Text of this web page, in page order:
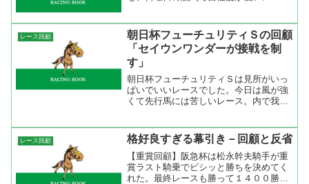
ね（涙）。北九州記念は小倉記念の参考
レースになるのでジックリと...
レース回顧
朝日杯フューチュリティＳの回顧
「セイウンワンダーが接戦を制
す」
朝日杯フューチュリティＳは見所がいっ
ぱいでいいレースでした。今日は風が強
くて先行馬には苦しいレース。内で我慢
タキオンはペースもちょうど良くて自分
の競馬が出来た。それでも...
レース回顧 格好良すぎる幕引き－回顧と反省
【重賞回顧】阪急杯は松永幹夫騎手が重
賞ラスト騎乗でビシッと勝ちを決めてく
れた。最終レースも勝って１４００勝達